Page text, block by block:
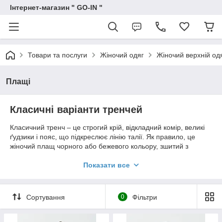
Інтернет-магазин " GO-IN "
Товари та послуги Жіночий одяг Жіночий верхній
Плащі
Класичні варіанти тренчей
Класичний тренч – це строгий крій, відкладний комір, великі
ґудзики і пояс, що підкреслює лінію талії. Як правило, це
жіночий плащ чорного або бежевого кольору, зшитий з
При виборі тренча радимо вам звернути увагу на підкладку –
плащі, як правило, шиються з легких матеріалів і додаткової
Довгі плащі також відносяться до класичних. Оптимальна
Показати все
Сортування 0 Фільтри